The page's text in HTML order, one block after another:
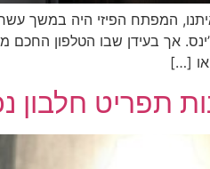
המפתח הפיזי היה במשך
אך בעידן שבו הטלפון החכם
[…]
תפריט